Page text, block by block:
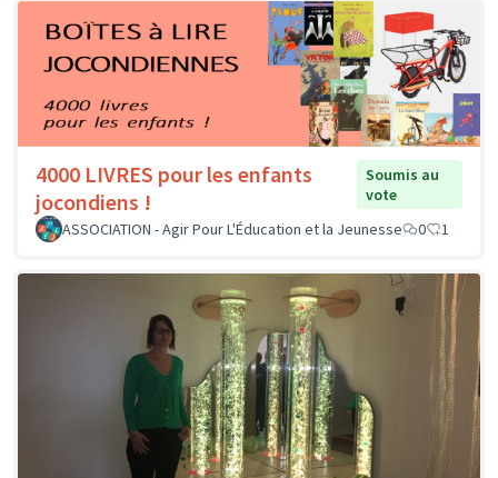
4000 LIVRES pour les enfants
jocondiens !
Soumis au
vote
ASSOCIATION - Agir Pour L'Éducation et la Jeunesse
0 1